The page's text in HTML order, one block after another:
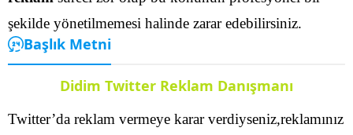
şekilde yönetilmemesi halinde zarar edebilirsiniz.
Başlık Metni
Didim Twitter Reklam Danışmanı
Twitter’da reklam vermeye karar verdiyseniz,reklamınız